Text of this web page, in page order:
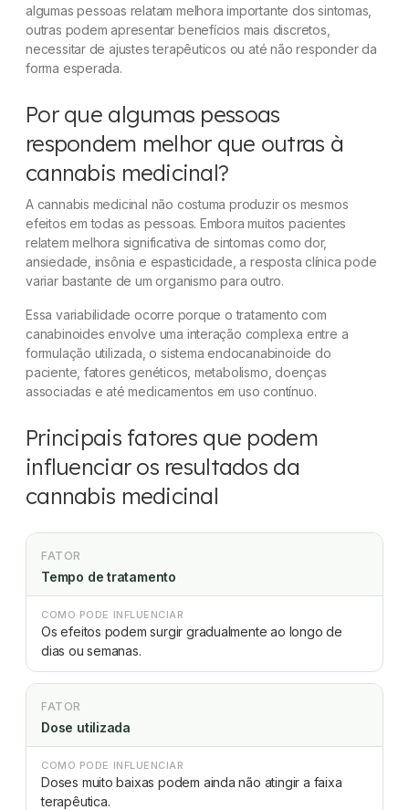
algumas pessoas relatam melhora importante dos sintomas,
outras podem apresentar benefícios mais discretos,
necessitar de ajustes terapêuticos ou até não responder da
forma esperada.
Por que algumas pessoas
respondem melhor que outras à
cannabis medicinal?
A cannabis medicinal não costuma produzir os mesmos
efeitos em todas as pessoas. Embora muitos pacientes
relatem melhora significativa de sintomas como dor,
ansiedade, insônia e espasticidade, a resposta clínica pode
variar bastante de um organismo para outro.
Essa variabilidade ocorre porque o tratamento com
canabinoides envolve uma interação complexa entre a
formulação utilizada, o sistema endocanabinoide do
paciente, fatores genéticos, metabolismo, doenças
associadas e até medicamentos em uso contínuo.
Principais fatores que podem
influenciar os resultados da
cannabis medicinal
FATOR
Tempo de tratamento
COMO PODE INFLUENCIAR
Os efeitos podem surgir gradualmente ao longo de
dias ou semanas.
FATOR
Dose utilizada
COMO PODE INFLUENCIAR
Doses muito baixas podem ainda não atingir a faixa
terapêutica.